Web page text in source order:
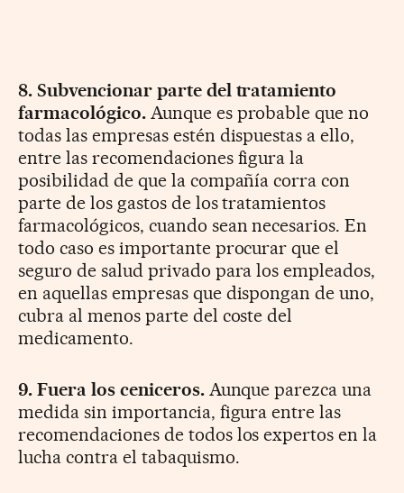
8. Subvencionar parte del tratamiento
farmacológico. Aunque es probable que no
todas las empresas estén dispuestas a ello,
entre las recomendaciones figura la
posibilidad de que la compañía corra con
parte de los gastos de los tratamientos
farmacológicos, cuando sean necesarios. En
todo caso es importante procurar que el
seguro de salud privado para los empleados,
en aquellas empresas que dispongan de uno,
cubra al menos parte del coste del
medicamento.
9. Fuera los ceniceros. Aunque parezca una
medida sin importancia, figura entre las
recomendaciones de todos los expertos en la
lucha contra el tabaquismo.